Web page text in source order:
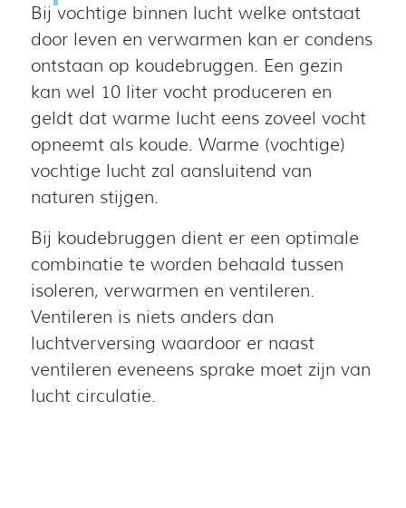
Bij vochtige binnen lucht welke ontstaat
door leven en verwarmen kan er condens
ontstaan op koudebruggen. Een gezin
kan wel 10 liter vocht produceren en
geldt dat warme lucht eens zoveel vocht
opneemt als koude. Warme (vochtige)
vochtige lucht zal aansluitend van
naturen stijgen.
Bij koudebruggen dient er een optimale
combinatie te worden behaald tussen
isoleren, verwarmen en ventileren.
Ventileren is niets anders dan
luchtverversing waardoor er naast
ventileren eveneens sprake moet zijn van
lucht circulatie.